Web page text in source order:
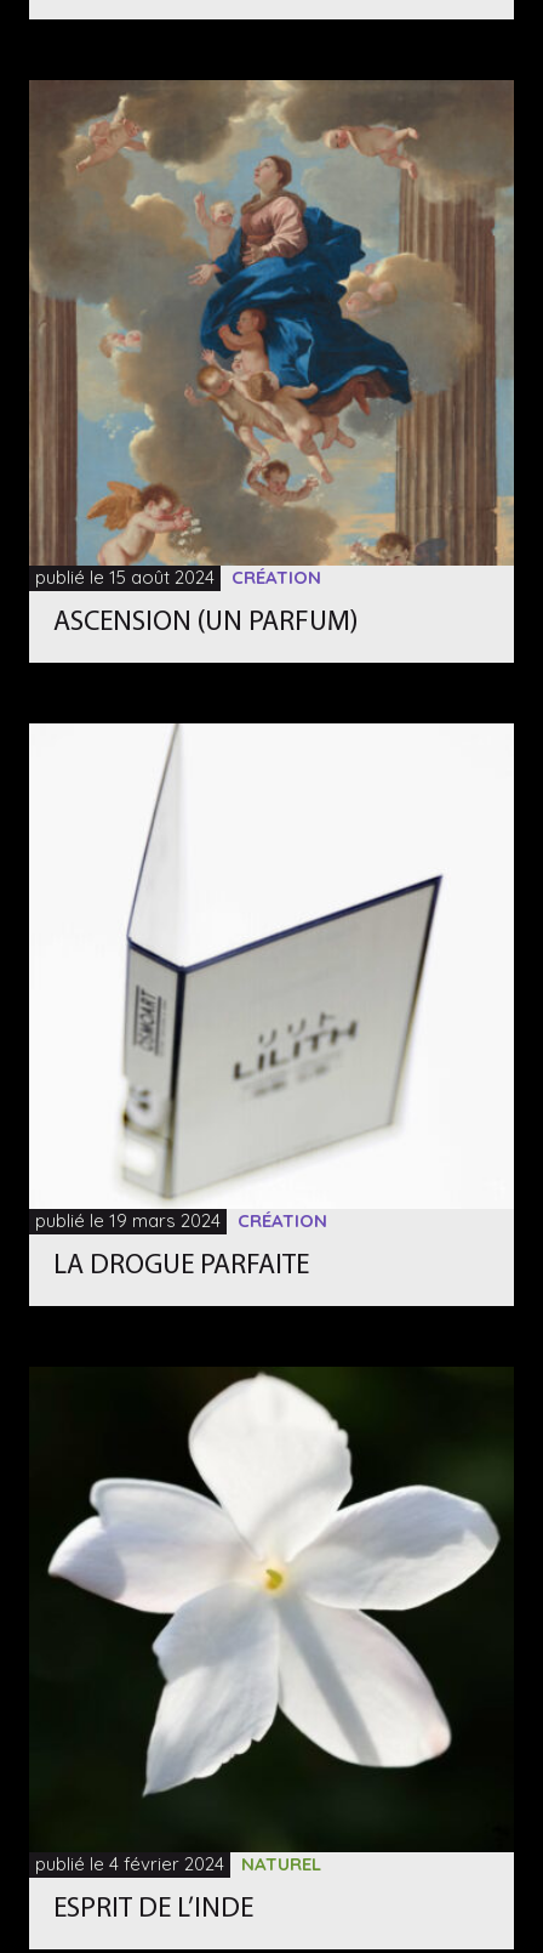
publié le 15 août 2024 CRÉATION
ASCENSION (UN PARFUM)
publié le 19 mars 2024 CRÉATION
LA DROGUE PARFAITE
publié le 4 février 2024 NATUREL
ESPRIT DE L’INDE